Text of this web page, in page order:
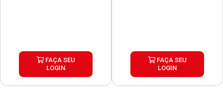
FAÇA SEU
LOGIN
FAÇA SEU
LOGIN